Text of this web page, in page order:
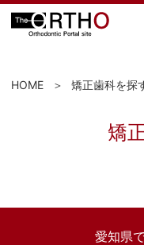
HOME 矯正歯科を探
矯
愛知県